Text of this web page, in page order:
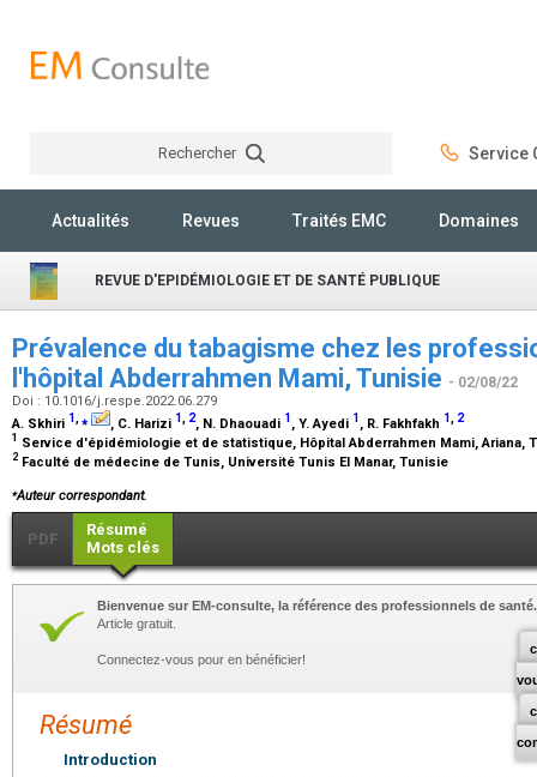
Rechercher Service
Actualités Revues Traités EMC Domaines
REVUE D'EPIDÉMIOLOGIE ET DE SANTÉ PUBLIQUE
Prévalence du tabagisme chez les
l'hôpital Abderrahmen Mami, Tunisie - 02/08/22
Doi : 10.1016/j.respe.2022.06.279
A. Skhiri 1,⁎ , C. Harizi 1, 2, N. Dhaouadi 1 , Y. Ayedi 1 , R. Fakhfakh 1, 2
1 Service d'épidémiologie et de statistique, Hôpital Abderrahmen Mami, Ariana,
2 Faculté de médecine de Tunis, Université Tunis El Manar, Tunisie
⁎Auteur correspondant.
PDF
Résumé
Mots clés
Bienvenue sur EM-consulte, la référence des professionnels de santé.
Article gratuit.
Connectez-vous pour en bénéficier!
Résumé
Introduction